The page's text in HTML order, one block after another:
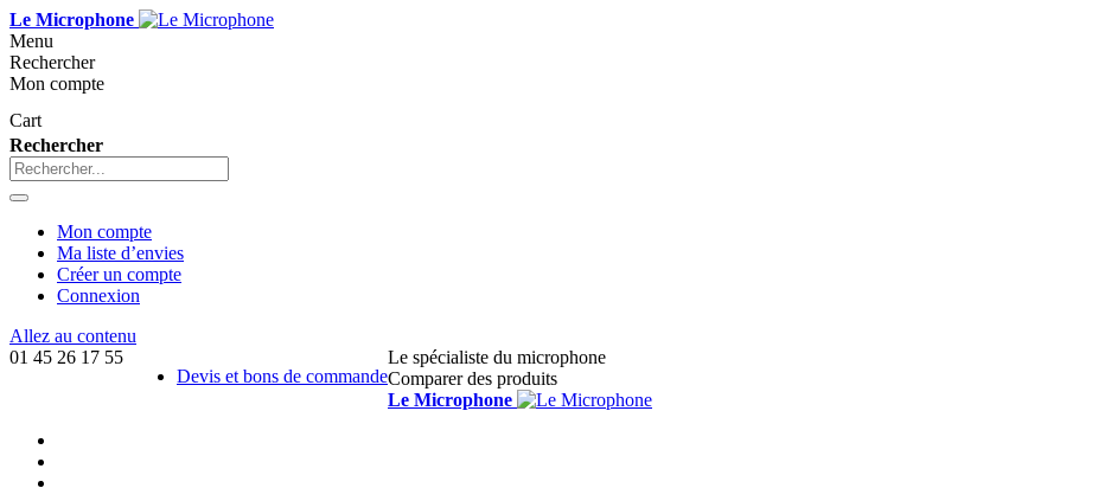
Le Microphone
Menu
Rechercher
Mon compte
Cart
Rechercher
Mon compte
Ma liste d’envies
Créer un compte
Connexion
Allez au contenu
01 45 26 17 55
Devis et bons de commande
Le spécialiste du microphone
Comparer des produits
Le Microphone